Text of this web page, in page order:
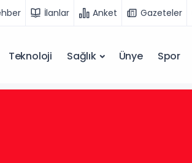
İlanlar Anket Gazeteler
Teknoloji Sağlık Ünye Spor